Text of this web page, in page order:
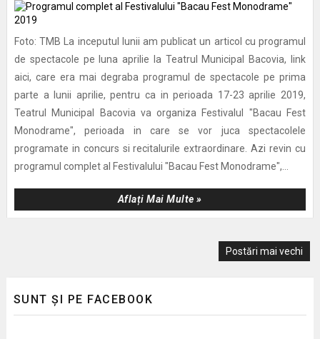
Foto: TMB La inceputul lunii am publicat un articol cu programul
de spectacole pe luna aprilie la Teatrul Municipal Bacovia, link
aici, care era mai degraba programul de spectacole pe prima
parte a lunii aprilie, pentru ca in perioada 17-23 aprilie 2019,
Teatrul Municipal Bacovia va organiza Festivalul "Bacau Fest
Monodrame", perioada in care se vor juca spectacolele
programate in concurs si recitalurile extraordinare. Azi revin cu
programul complet al Festivalului "Bacau Fest Monodrame",...
Aflați Mai Multe »
Postări mai vechi
SUNT ȘI PE FACEBOOK